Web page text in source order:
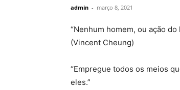
admin - março 8, 2021
“Nenhum homem, ou ação
(Vincent Cheung)
“Empregue todos os meios
eles.”